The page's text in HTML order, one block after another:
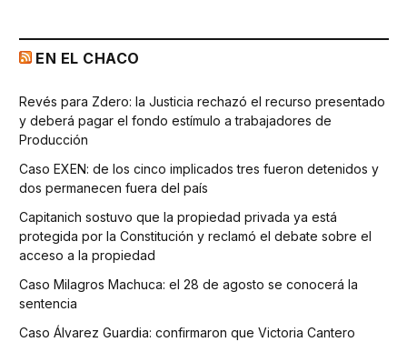
EN EL CHACO
Revés para Zdero: la Justicia rechazó el recurso presentado
y deberá pagar el fondo estímulo a trabajadores de
Producción
Caso EXEN: de los cinco implicados tres fueron detenidos y
dos permanecen fuera del país
Capitanich sostuvo que la propiedad privada ya está
protegida por la Constitución y reclamó el debate sobre el
acceso a la propiedad
Caso Milagros Machuca: el 28 de agosto se conocerá la
sentencia
Caso Álvarez Guardia: confirmaron que Victoria Cantero